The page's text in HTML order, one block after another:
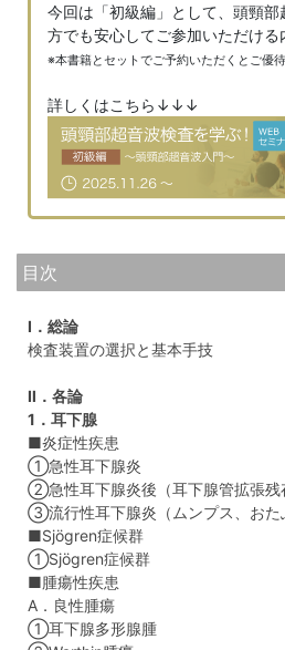
今回は「初級編」として、頭頸部
方でも安心してご参加いただける
※本書籍とセットでご予約いただくとご優待
詳しくはこちら↓↓↓
目次
Ⅰ．総論
検査装置の選択と基本手技
Ⅱ．各論
1．耳下腺
■炎症性疾患
①急性耳下腺炎
②急性耳下腺炎後（耳下腺管拡張残
③流行性耳下腺炎（ムンプス、おた
■Sjögren症候群
①Sjögren症候群
■腫瘍性疾患
A．良性腫瘍
①耳下腺多形腺腫